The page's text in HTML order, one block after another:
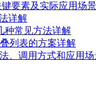
键要素及实际应用场景
详解
种常见方法详解
列表的方案详解
、调用方式和应用场